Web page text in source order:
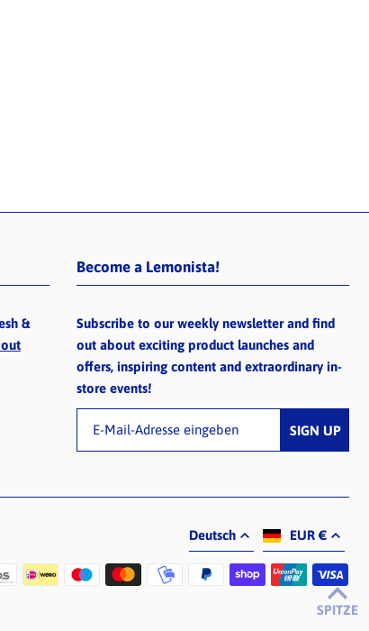
&
Become a Lemonista!
Subscribe to our weekly newsletter and find
out about exciting product launches and
offers, inspiring content and extraordinary in-
store events!
Deutsch EUR €
SPITZE